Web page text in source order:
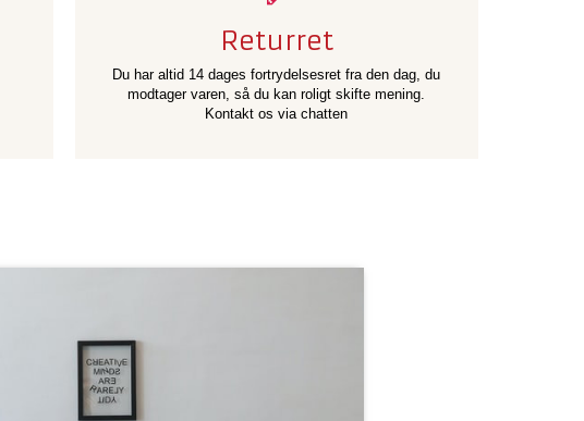
Returret
Du har altid 14 dages fortrydelsesret fra den dag, du
modtager varen, så du kan roligt skifte mening.
Kontakt os via chatten